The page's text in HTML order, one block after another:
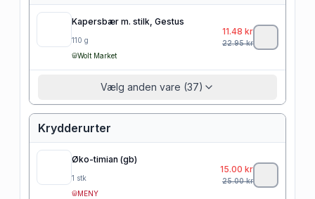
Kapersbær m. stilk, Gestus
110 g
Wolt Market
11.48 kr
22.95kr
Vælg anden vare (37)
Krydderurter
Øko-timian (gb)
1 stk
MENY
15.00 kr
25.00kr